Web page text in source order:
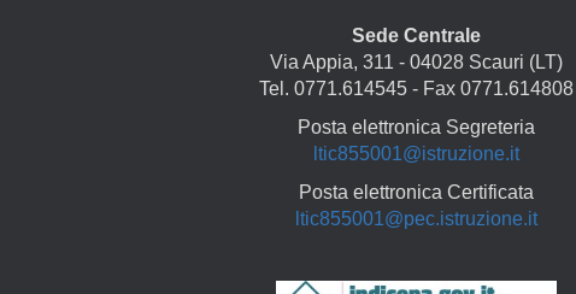
Sede Centrale
Via Appia, 311 - 04028 Scauri (LT)
Tel. 0771.614545 - Fax 0771.614808
Posta elettronica Segreteria
ltic855001@istruzione.it
Posta elettronica Certificata
ltic855001@pec.istruzione.it